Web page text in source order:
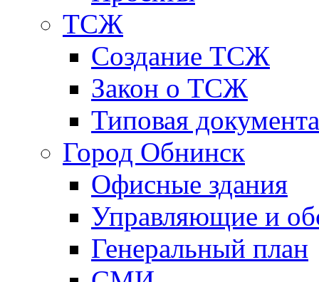
ТСЖ
Создание ТСЖ
Закон о ТСЖ
Типовая
Город Обнинск
Офисные здания
Управляющие и
Генеральный план